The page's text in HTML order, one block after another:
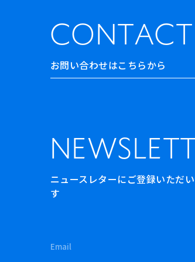
CONTACT
お問い合わせはこちらから
ニュースレターにご登録いただ
す